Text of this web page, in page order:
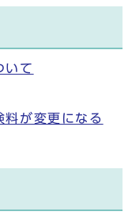
いて
が変更になる